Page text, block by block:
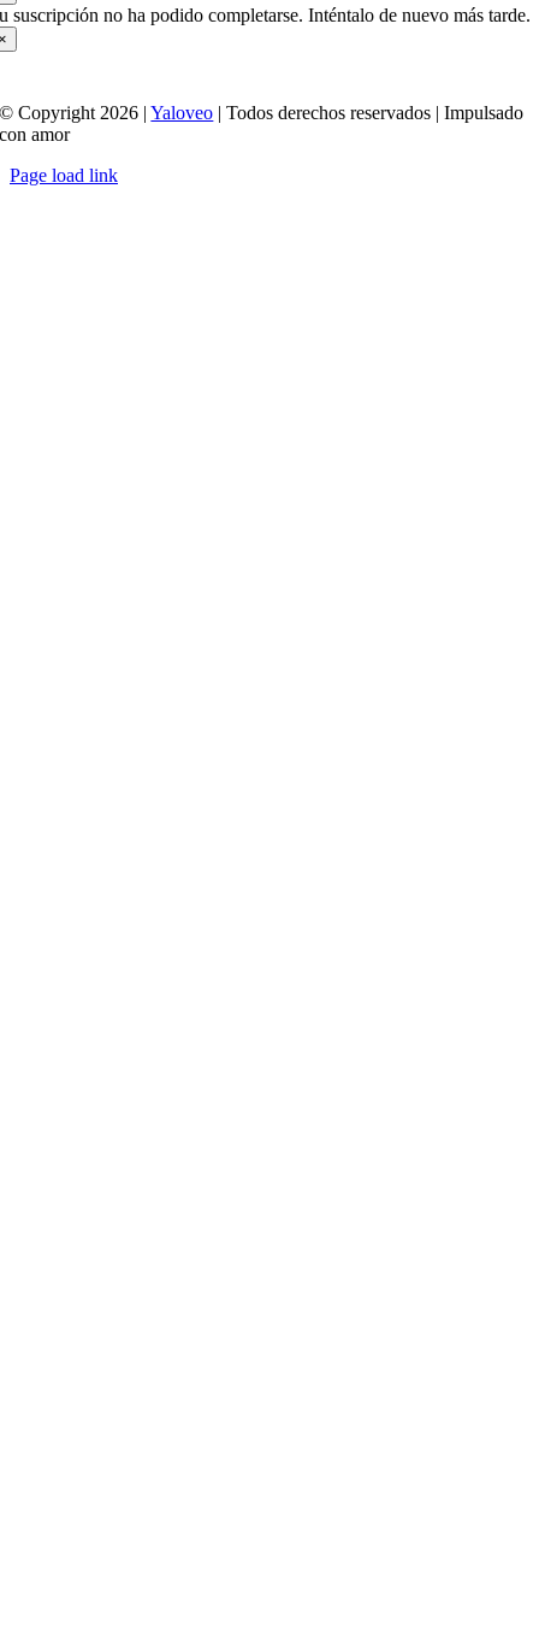
suscripción no ha podido completarse. Inténtalo de nuevo más tarde.
© Copyright 2026 |Yaloveo | Todos derechos reservados | Impulsado
con amor
Page load link